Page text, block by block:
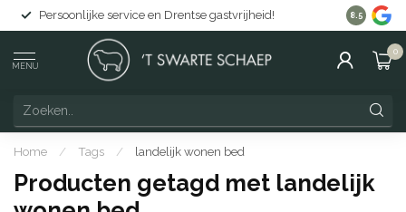
Persoonlijke service en Drentse gastvrijheid! Gratis
8.5
MENU
0
Home / Tags / landelijk wonen bed
Producten getagd met landelijk